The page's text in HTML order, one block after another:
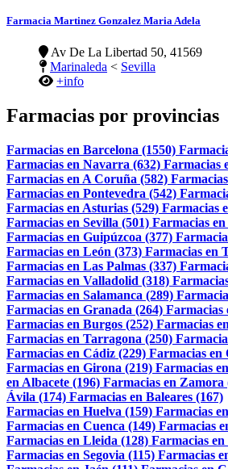
Farmacia Martinez Gonzalez Maria Adela
Av De La Libertad 50, 41569
Marinaleda < Sevilla
+info
Farmacias por provincias
Farmacias en Barcelona (1550)
Farmacias en Navarra (632) Farmacias
Farmacias en A Coruña (582)
Farmacias en Pontevedra (542)
Farmacias en Asturias (529) Farmacias
Farmacias en Sevilla (501) Farmacias
Farmacias en Guipúzcoa (377)
Farmacias en León (373) Farmacias en
Farmacias en Las Palmas (337)
Farmacias en Valladolid (318)
Farmacias en Salamanca (289)
Farmacias en Granada (264) Farmacias
Farmacias en Burgos (252) Farmacias
Farmacias en Tarragona (250)
Farmacias en Cádiz (229) Farmacias en
Farmacias en Girona (219) Farmacias
en Albacete (196) Farmacias en Zamora
Ávila (174) Farmacias en Baleares (167)
Farmacias en Huelva (159) Farmacias
Farmacias en Cuenca (149) Farmacias
Farmacias en Lleida (128) Farmacias en
Farmacias en Segovia (115) Farmacias